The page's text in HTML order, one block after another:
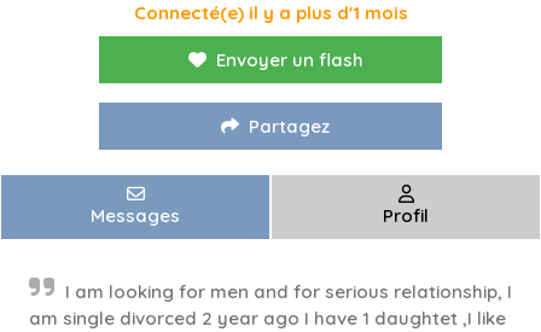
Connecté(e) il y a plus d'1 mois
Envoyer un flash
Partagez
Messages Profil
I am looking for men and for serious relationship, I
am single divorced 2 year ago I have 1 daughtet ,I like